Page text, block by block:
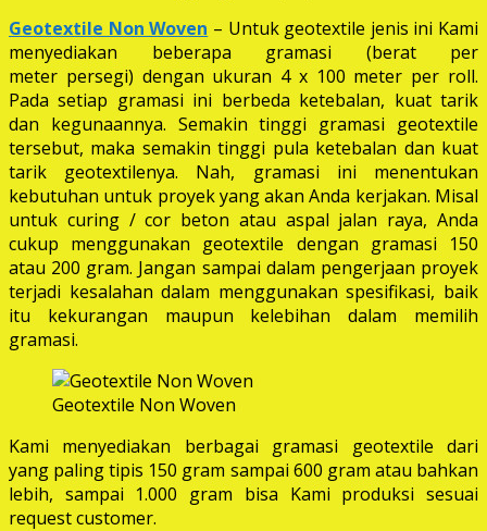
Geotextile Non Woven – Untuk geotextile jenis ini Kami
menyediakan beberapa gramasi (berat per
meter persegi) dengan ukuran 4 x 100 meter per roll.
Pada setiap gramasi ini berbeda ketebalan, kuat tarik
dan kegunaannya. Semakin tinggi gramasi geotextile
tersebut, maka semakin tinggi pula ketebalan dan kuat
tarik geotextilenya. Nah, gramasi ini menentukan
kebutuhan untuk proyek yang akan Anda kerjakan. Misal
untuk curing / cor beton atau aspal jalan raya, Anda
cukup menggunakan geotextile dengan gramasi 150
atau 200 gram. Jangan sampai dalam pengerjaan proyek
terjadi kesalahan dalam menggunakan spesifikasi, baik
itu kekurangan maupun kelebihan dalam memilih
gramasi.
Geotextile Non Woven
Kami menyediakan berbagai gramasi geotextile dari
yang paling tipis 150 gram sampai 600 gram atau bahkan
lebih, sampai 1.000 gram bisa Kami produksi sesuai
request customer.